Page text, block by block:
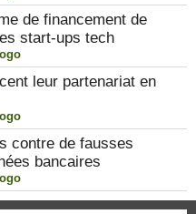
de financement de
start-ups tech
leur partenariat en
contre de fausses
bancaires